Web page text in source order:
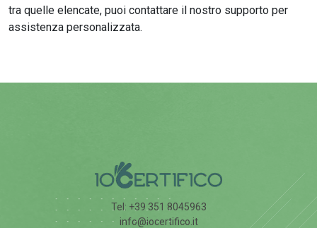
tra quelle elencate, puoi contattare il nostro supporto per
assistenza personalizzata.
Tel: +39 351 8045963
info@iocertifico.it